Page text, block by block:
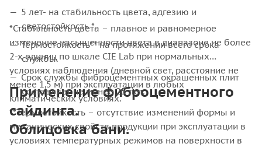
5 лет- на стабильность цвета, адгезию и
светостойкость *.
Термостойкость** на протяжении всего срока
службы.
Срок службы фиброцементных окрашенных плит
составляет не менее 25 лет.
*Стабильность цвета – плавное и равномерное
изменение насыщенности цвета в диапазоне не более
2-х единиц по шкале CIE Lab при нормальных
условиях наблюдения (дневной свет, расстояние не
менее 1,5 м) при эксплуатации в любых
климатических условиях.
**Термостойкость – отсутствие изменений формы и
механических свойств продукции при эксплуатации в
условиях температурных режимов на поверхности в
Применение фиброцементного
сайдинга.
Облицовка бани.